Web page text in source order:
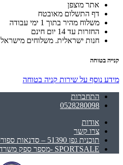
אתר מוצפן
דף התשלום מאובטח
משלוח מהיר בתוך 1 ימי עבודה
החזרות עד 14 יום חינם
חנות ישראלית. משלוחים מישראל
קנייה בטוחה
מידע נוסף על שירות קניה בטוחה
התחברות
0528280098
אודות
צרו קשר
תוכנית גפן 51390 – סדנאות ספורטיביות, חינוך גופני ועבודת צוות
SPORTSALE -מספר ספק משרד הביטחון 0011041678